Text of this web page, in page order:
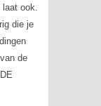
laat ook.
die je
de